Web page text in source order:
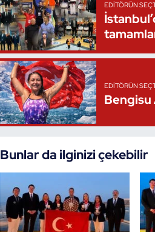
EDITÖRÜN
EDITÖRÜN
Bengisu
Bunlar da ilginizi çekebilir